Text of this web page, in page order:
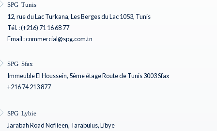
SPG Tunis
12, rue du Lac Turkana, Les Berges du Lac 1053, Tunis
Tél. : (+216) 71 16 68 77
Email : commercial@spg.com.tn
SPG Sfax
Immeuble El Houssein, 5ème étage Route de Tunis 3003 Sfax
+216 74 213 877
SPG Lybie
Jarabah Road Noflieen, Tarabulus, Libye